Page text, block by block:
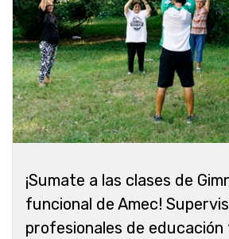
¡Sumate a las clases de
funcional de Amec!
profesionales de educación